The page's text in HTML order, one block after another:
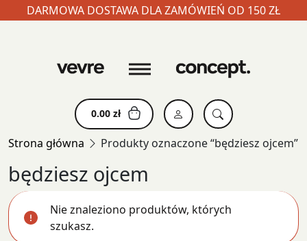
DARMOWA DOSTAWA DLA ZAMÓWIEŃ OD 150 ZŁ
0.00 zł
Strona główna Produkty oznaczone “będziesz ojcem”
będziesz ojcem
Nie znaleziono produktów, których
szukasz.